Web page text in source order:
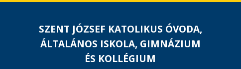
SZENT JÓZSEF KATOLIKUS ÓVODA,
ÁLTALÁNOS ISKOLA, GIMNÁZIUM
ÉS KOLLÉGIUM